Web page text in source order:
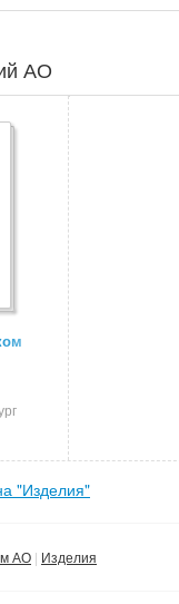
АО
"Изделия"
АО Изделия